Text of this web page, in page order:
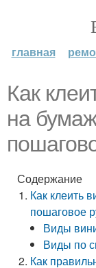
главная
Как
на
Содержание
Как клеить
пошаговое
Виды
Виды по
Как